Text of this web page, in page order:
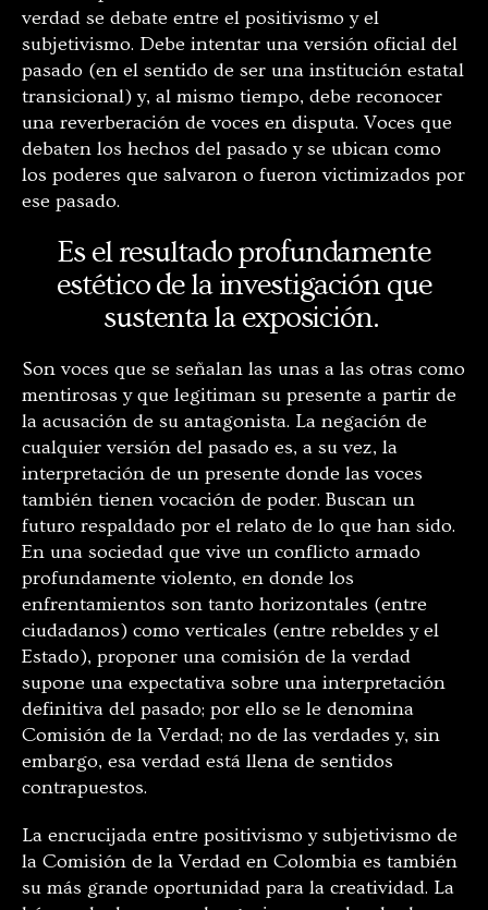
verdad se debate entre el positivismo y el
subjetivismo. Debe intentar una versión oficial del
pasado (en el sentido de ser una institución estatal
transicional) y, al mismo tiempo, debe reconocer
una reverberación de voces en disputa. Voces que
debaten los hechos del pasado y se ubican como
los poderes que salvaron o fueron victimizados por
ese pasado.
Es el resultado profundamente
estético de la investigación que
sustenta la exposición.
Son voces que se señalan las unas a las otras como
mentirosas y que legitiman su presente a partir de
la acusación de su antagonista. La negación de
cualquier versión del pasado es, a su vez, la
interpretación de un presente donde las voces
también tienen vocación de poder. Buscan un
futuro respaldado por el relato de lo que han sido.
En una sociedad que vive un conflicto armado
profundamente violento, en donde los
enfrentamientos son tanto horizontales (entre
ciudadanos) como verticales (entre rebeldes y el
Estado), proponer una comisión de la verdad
supone una expectativa sobre una interpretación
definitiva del pasado; por ello se le denomina
Comisión de la Verdad; no de las verdades y, sin
embargo, esa verdad está llena de sentidos
contrapuestos.
La encrucijada entre positivismo y subjetivismo de
la Comisión de la Verdad en Colombia es también
su más grande oportunidad para la creatividad. La